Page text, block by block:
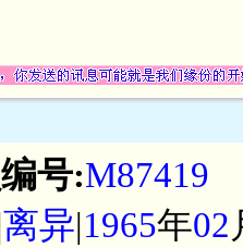
号:M87419
离异|1965年02